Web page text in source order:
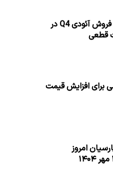
شرایط جدید فروش آئودی Q4 در
قطعی
برای افزایش قیمت
امروز